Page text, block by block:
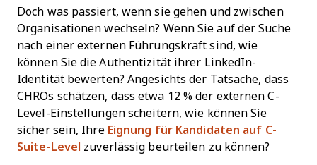
Doch was passiert, wenn sie gehen und zwischen
Organisationen wechseln? Wenn Sie auf der Suche
nach einer externen Führungskraft sind, wie
können Sie die Authentizität ihrer LinkedIn-
Identität bewerten? Angesichts der Tatsache, dass
CHROs schätzen, dass etwa 12 % der externen C-
Level-Einstellungen scheitern, wie können Sie
sicher sein, Ihre Eignung für Kandidaten auf C-
Suite-Level zuverlässig beurteilen zu können?